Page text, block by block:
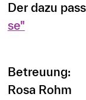
Der dazu
se"
Betreuung:
Rosa Rohm